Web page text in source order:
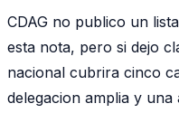
CDAG no publico un
esta nota, pero si dejo
nacional cubrira cinco
delegacion amplia y